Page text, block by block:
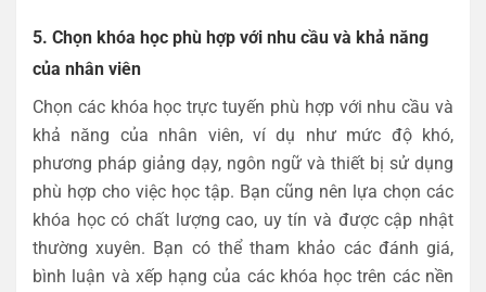
5. Chọn khóa học phù hợp với nhu cầu và khả năng
của nhân viên
Chọn các khóa học trực tuyến phù hợp với nhu cầu và
khả năng của nhân viên, ví dụ như mức độ khó,
phương pháp giảng dạy, ngôn ngữ và thiết bị sử dụng
phù hợp cho việc học tập. Bạn cũng nên lựa chọn các
khóa học có chất lượng cao, uy tín và được cập nhật
thường xuyên. Bạn có thể tham khảo các đánh giá,
bình luận và xếp hạng của các khóa học trên các nền